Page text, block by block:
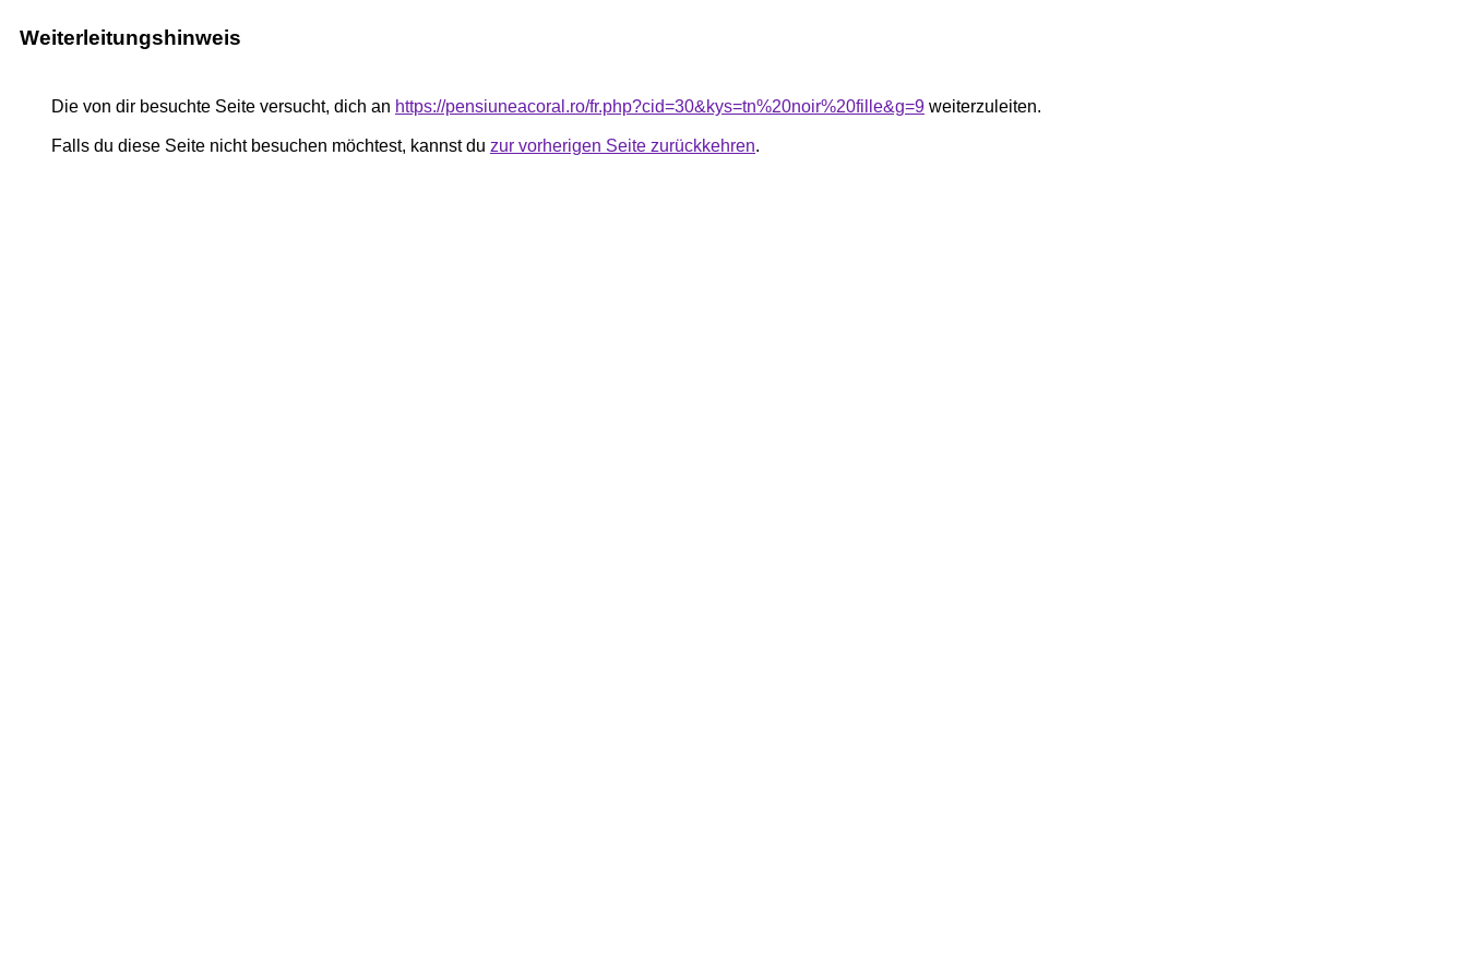
Weiterleitungshinweis
Die von dir besuchte Seite versucht, dich an https://pensiuneacoral.ro/fr.php?cid=30&kys=tn%20noir%20fille&g=9 weiterzuleiten.
Falls du diese Seite nicht besuchen möchtest, kannst du zur vorherigen Seite zurückkehren.